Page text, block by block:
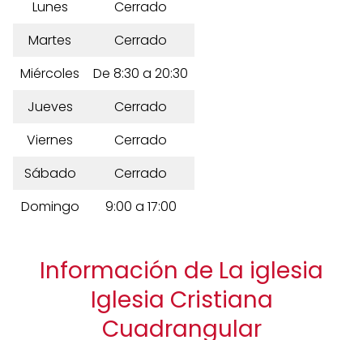
Lunes
Cerrado
Martes
Cerrado
Miércoles
De 8:30 a 20:30
Jueves
Cerrado
Viernes
Cerrado
Sábado
Cerrado
Domingo
9:00 a 17:00
Información de La iglesia
Iglesia Cristiana
Cuadrangular